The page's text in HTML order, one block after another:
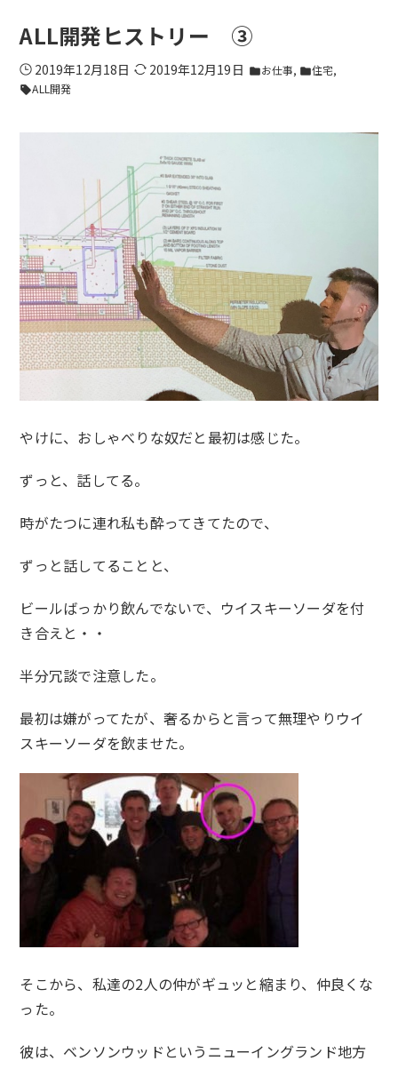
ALL開発ヒストリー ③
2019年12月18日 2019年12月19日 folderお仕事 folder住宅
sellALL開発
やけに、おしゃべりな奴だと最初は感じた。
ずっと、話してる。
時がたつに連れ私も酔ってきてたので、
ずっと話してることと、
ビールばっかり飲んでないで、ウイスキーソーダを付
き合えと・・
半分冗談で注意した。
最初は嫌がってたが、奢るからと言って無理やりウイ
スキーソーダを飲ませた。
そこから、私達の2人の仲がギュッと縮まり、仲良くな
った。
彼は、ベンソンウッドというニューイングランド地方